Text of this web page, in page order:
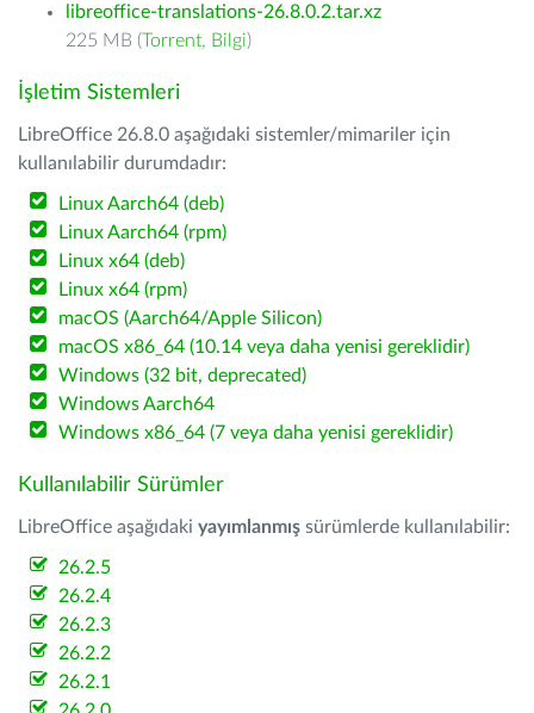
libreoffice-translations-26.8.0.2.tar.xz
225 MB (Torrent, Bilgi)
İşletim Sistemleri
LibreOffice 26.8.0 aşağıdaki sistemler/mimariler için
kullanılabilir durumdadır:
Linux Aarch64 (deb)
Linux Aarch64 (rpm)
Linux x64 (deb)
Linux x64 (rpm)
macOS (Aarch64/Apple Silicon)
macOS x86_64 (10.14 veya daha yenisi gereklidir)
Windows (32 bit, deprecated)
Windows Aarch64
Windows x86_64 (7 veya daha yenisi gereklidir)
Kullanılabilir Sürümler
LibreOffice aşağıdaki yayımlanmış sürümlerde kullanılabilir:
26.2.5
26.2.4
26.2.3
26.2.2
26.2.1